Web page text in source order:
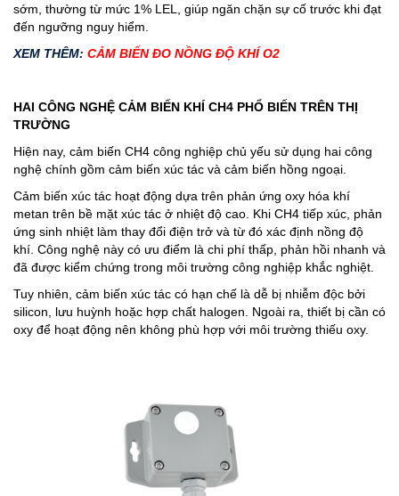
sớm, thường từ mức 1% LEL, giúp ngăn chặn sự cố trước khi đạt
đến ngưỡng nguy hiểm.
XEM THÊM: CẢM BIẾN ĐO NỒNG ĐỘ KHÍ O2
HAI CÔNG NGHỆ CẢM BIẾN KHÍ CH4 PHỔ BIẾN TRÊN THỊ
TRƯỜNG
Hiện nay, cảm biến CH4 công nghiệp chủ yếu sử dụng hai công
nghệ chính gồm cảm biến xúc tác và cảm biến hồng ngoại.
Cảm biến xúc tác hoạt động dựa trên phản ứng oxy hóa khí
metan trên bề mặt xúc tác ở nhiệt độ cao. Khi CH4 tiếp xúc, phản
ứng sinh nhiệt làm thay đổi điện trở và từ đó xác định nồng độ
khí. Công nghệ này có ưu điểm là chi phí thấp, phản hồi nhanh và
đã được kiểm chứng trong môi trường công nghiệp khắc nghiệt.
Tuy nhiên, cảm biến xúc tác có hạn chế là dễ bị nhiễm độc bởi
silicon, lưu huỳnh hoặc hợp chất halogen. Ngoài ra, thiết bị cần có
oxy để hoạt động nên không phù hợp với môi trường thiếu oxy.